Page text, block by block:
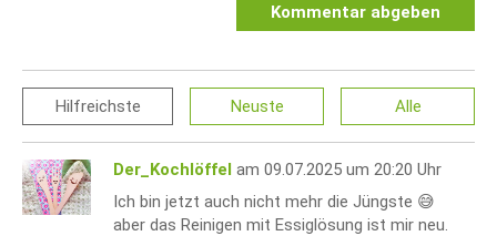
Kommentar abgeben
Hilfreichste Neuste Alle
Der_Kochlöffel am 09.07.2025 um 20:20 Uhr
Ich bin jetzt auch nicht mehr die Jüngste 😅
aber das Reinigen mit Essiglösung ist mir neu.